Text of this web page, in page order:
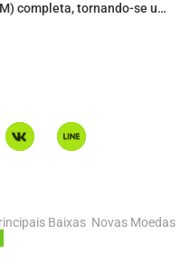
completa, tornando-se uma
oferece uma
blockchain transparente,
nativo da blockchain
Baixas Novas Moedas